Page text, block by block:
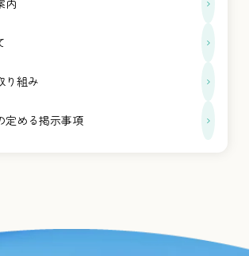
り組み
定める掲示事項